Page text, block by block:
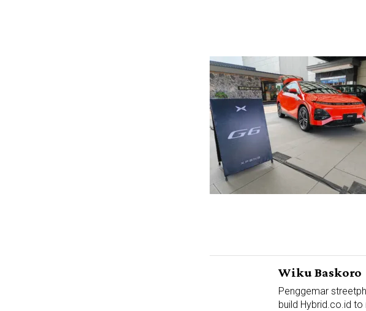
Wiku Baskoro
Penggemar
build Hybrid.co.id